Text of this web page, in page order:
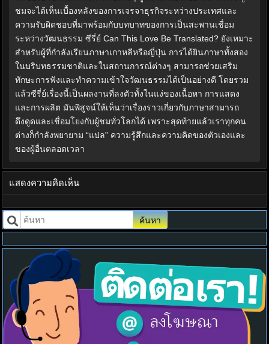
ชมจะได้เห็นเบื้องหลังของการเจรจาธุรกิจระหว่างประเทศและ
ความรับผิดชอบที่มาพร้อมกับบทบาทของการเป็นสะพานเชื่อม
ระหว่างวัฒนธรรม ซีรี่ย์ Can This Love Be Translated? ยังเหมาะ
สำหรับผู้ที่กำลังเรียนภาษาเกาหลีหรือญี่ปุ่น การได้ยินภาษาทั้งสอง
ในบริบทธรรมชาติและในสถานการณ์ต่างๆ สามารถช่วยเสริม
ทักษะการฟังและทำความเข้าใจวัฒนธรรมได้เป็นอย่างดี โดยรวม
แล้วซีรี่ย์เรื่องนี้เป็นผลงานที่ลงตัวทั้งในแง่ของเนื้อหา การแสดง
และการผลิต มันพิสูจน์ให้เห็นว่าเรื่องราวเกี่ยวกับภาษาสามารถ
ดึงดูดและเชื่อมโยงกับผู้ชมทั่วโลกได้ เพราะสุดท้ายแล้วเราทุกคน
ต่างก็กำลังพยายาม “แปล” ความรู้สึกและความคิดของตัวเองและ
ของผู้อื่นตลอดเวลา
แสดงความคิดเห็น
ค้นหา